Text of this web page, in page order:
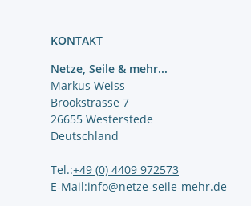
KONTAKT
Netze, Seile & mehr...
Markus Weiss
Brookstrasse 7
26655 Westerstede
Deutschland
Tel.:+49 (0) 4409 972573
E-Mail:info@netze-seile-mehr.de